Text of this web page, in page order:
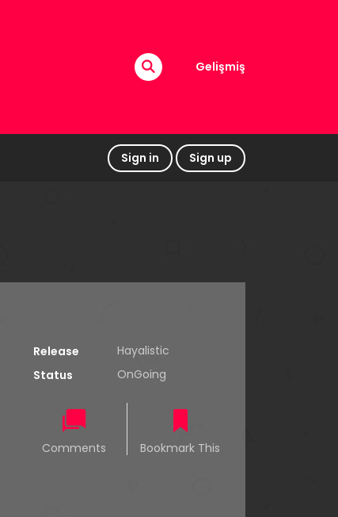
Gelişmiş
Sign in Sign up
Release
Hayalistic
Status
OnGoing
Comments Bookmark This